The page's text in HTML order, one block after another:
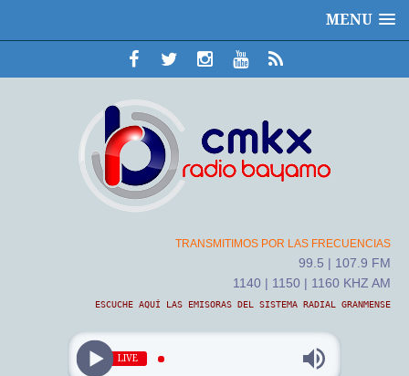
MENU
TRANSMITIMOS POR LAS FRECUENCIAS
99.5 | 107.9 FM
1140 | 1150 | 1160 KHZ AM
ESCUCHE AQUÍ LAS EMISORAS DEL SISTEMA RADIAL GRANMENSE
LIVE